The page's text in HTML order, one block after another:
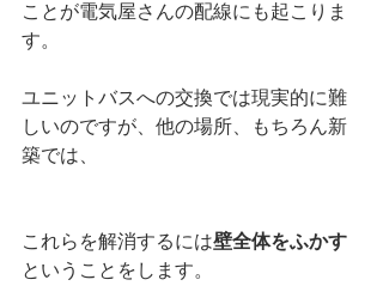
ことが電気屋さんの配線にも起こりま
す。
ユニットバスへの交換では現実的に難
しいのですが、他の場所、もちろん新
築では、
これらを解消するには壁全体をふかす
ということをします。